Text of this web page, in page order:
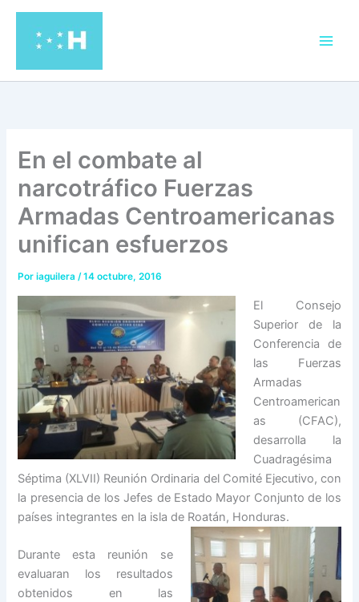
contenido
En el combate al
narcotráfico Fuerzas
Armadas Centroamericanas
unifican esfuerzos
Poriaguilera/14 octubre, 2016
El Consejo
Superior de la
Conferencia de
las Fuerzas
Armadas
Centroamerican
as (CFAC),
desarrolla la
Cuadragésima
Séptima (XLVII) Reunión Ordinaria del Comité Ejecutivo, con
la presencia de los Jefes de Estado Mayor Conjunto de los
países integrantes en la isla de Roatán, Honduras.
Durante esta reunión se
evaluaran los resultados
obtenidos en las